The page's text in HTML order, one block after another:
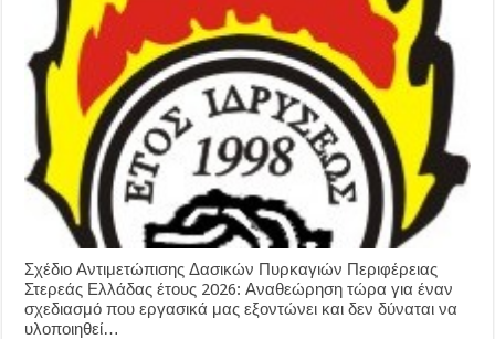
Σχέδιο Αντιμετώπισης Δασικών Πυρκαγιών Περιφέρειας
Στερεάς Ελλάδας έτους 2026: Αναθεώρηση τώρα για έναν
σχεδιασμό που εργασικά μας εξοντώνει και δεν δύναται να
υλοποιηθεί…